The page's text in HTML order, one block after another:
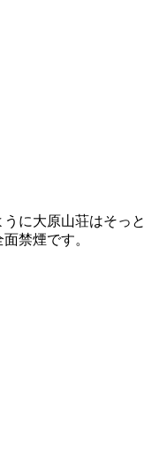
に大原山荘はそっと
禁煙です。